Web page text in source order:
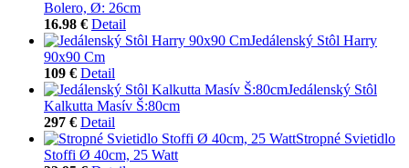
Bolero, Ø: 26cm
16.98 € Detail
Jedálenský Stôl Harry
90x90 Cm
109 € Detail
Jedálenský Stôl
Kalkutta Masív Š:80cm
297 € Detail
Stropné Svietidlo
Stoffi Ø 40cm, 25 Watt